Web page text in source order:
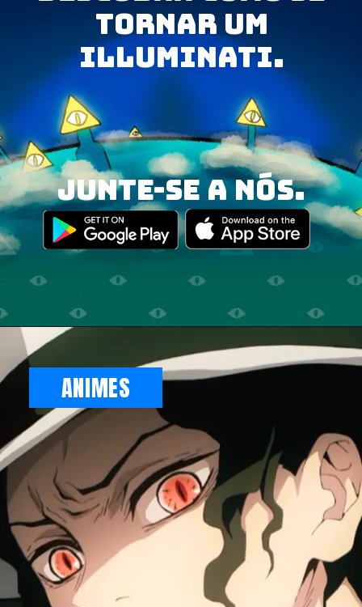
tornar um
Illuminati.
junte-se a nós.
Opening https://illuminati.sng.link/Dzf7i/crx6?_smtype=3
ANIMES